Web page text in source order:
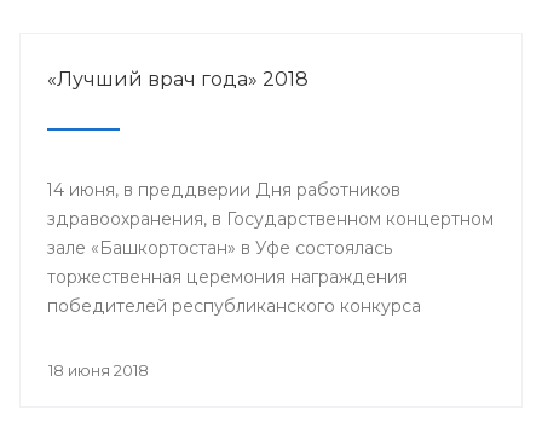
«Лучший врач года» 2018
14 июня, в преддверии Дня работников
здравоохранения, в Государственном концертном
зале «Башкортостан» в Уфе состоялась
торжественная церемония награждения
победителей республиканского конкурса
мероприятие, посвященное Дню медицинского
18 июня 2018